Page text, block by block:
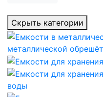
Скрыть категории
металлической
воды